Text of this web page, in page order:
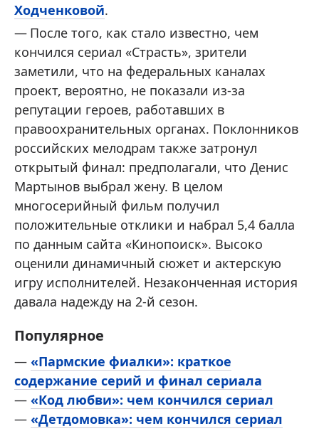
Ходченковой.
После того, как стало известно, чем
кончился сериал «Страсть», зрители
заметили, что на федеральных каналах
проект, вероятно, не показали из-за
репутации героев, работавших в
правоохранительных органах. Поклонников
российских мелодрам также затронул
открытый финал: предполагали, что Денис
Мартынов выбрал жену. В целом
многосерийный фильм получил
положительные отклики и набрал 5,4 балла
по данным сайта «Кинопоиск». Высоко
оценили динамичный сюжет и актерскую
игру исполнителей. Незаконченная история
давала надежду на 2-й сезон.
Популярное
— «Пармские фиалки»: краткое
содержание серий и финал сериала
— «Код любви»: чем кончился сериал
— «Детдомовка»: чем кончился сериал